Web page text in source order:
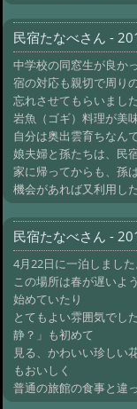
民宿たなべさん -
中学校の同窓生が良か
宿の対応も親切で周り
忘れさせてもらいまし
岩魚（ゴギ）料理が美
自分は奥出雲育ちなん
娘夫婦と孫たちは、民
家に帰ってからも、孫
機会があれば又利用し
民宿たなべさん -
4月22日に一泊しました
この場所は春が遅いよ
始めていたり
とてもよい雰囲気でし
静？」も初めて
見る、かわいい珍しい
もおいしく
普通の旅館の食事と違